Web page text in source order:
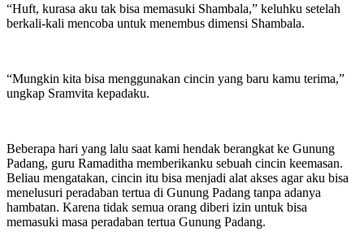
“Huft, kurasa aku tak bisa memasuki Shambala,” keluhku setelah
berkali-kali mencoba untuk menembus dimensi Shambala.
“Mungkin kita bisa menggunakan cincin yang baru kamu terima,”
ungkap Sramvita kepadaku.
Beberapa hari yang lalu saat kami hendak berangkat ke Gunung
Padang, guru Ramaditha memberikanku sebuah cincin keemasan.
Beliau mengatakan, cincin itu bisa menjadi alat akses agar aku bisa
menelusuri peradaban tertua di Gunung Padang tanpa adanya
hambatan. Karena tidak semua orang diberi izin untuk bisa
memasuki masa peradaban tertua Gunung Padang.